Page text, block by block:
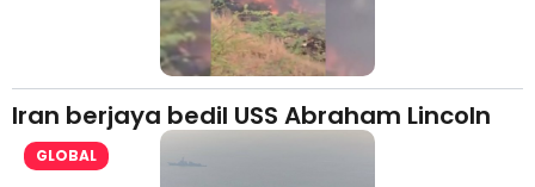
Iran berjaya bedil USS Abraham Lincoln
GLOBAL